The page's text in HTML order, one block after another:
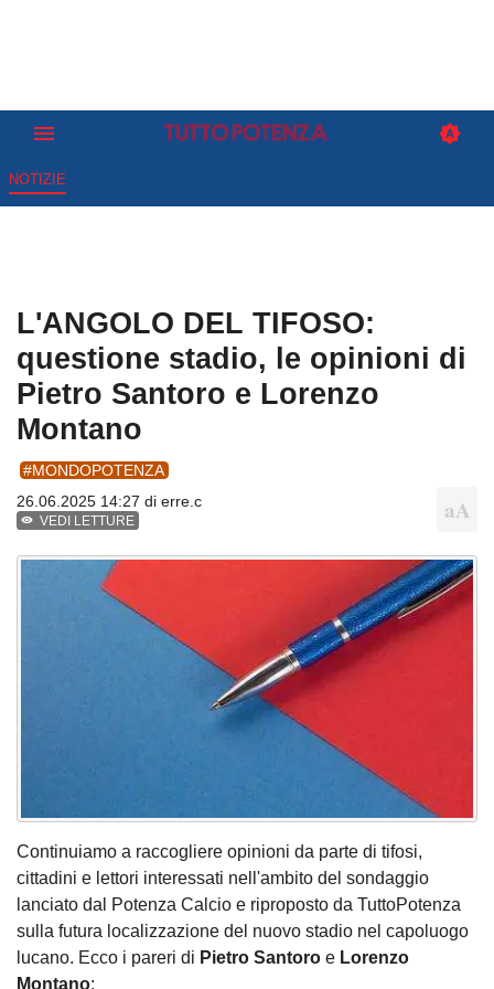
NOTIZIE
L'ANGOLO DEL TIFOSO:
questione stadio, le opinioni di
Pietro Santoro e Lorenzo
Montano
#MONDOPOTENZA
26.06.2025 14:27 di erre.c
VEDI LETTURE
Continuiamo a raccogliere opinioni da parte di tifosi,
cittadini e lettori interessati nell'ambito del sondaggio
lanciato dal Potenza Calcio e riproposto da TuttoPotenza
sulla futura localizzazione del nuovo stadio nel capoluogo
lucano. Ecco i pareri di Pietro Santoro e Lorenzo
Montano: